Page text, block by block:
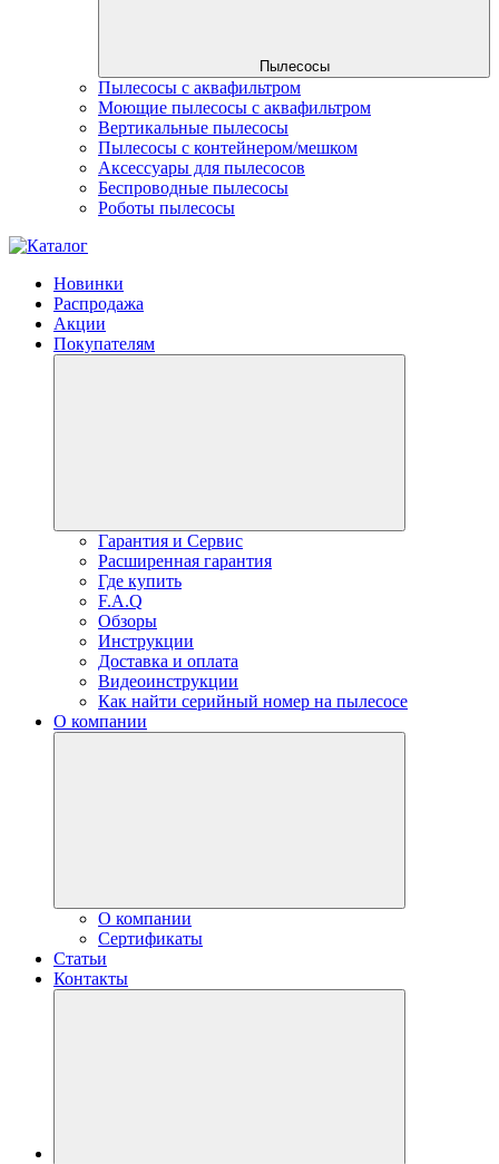
Пылесосы
Пылесосы с аквафильтром
Моющие пылесосы с аквафильтром
Вертикальные пылесосы
Пылесосы с контейнером/мешком
Аксессуары для пылесосов
Беспроводные пылесосы
Роботы пылесосы
Новинки
Распродажа
Акции
Покупателям
Гарантия и Сервис
Расширенная гарантия
Где купить
F.A.Q
Обзоры
Инструкции
Доставка и оплата
Видеоинструкции
Как найти серийный номер на пылесосе
О компании
О компании
Сертификаты
Статьи
Контакты